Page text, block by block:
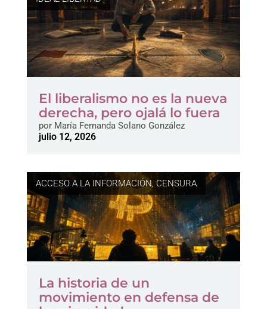
El liberalismo no es la nueva
derecha, pero ojalá lo fuera
porMaría Fernanda Solano González
julio 12, 2026
ACCESO A LA INFORMACIÓN,CENSURA
La historia de un
movimiento en defensa de